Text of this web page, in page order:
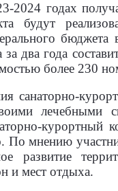
2024 годах
будут
два года
более 230
санаторно-
лечебными
курортный
По мнению
развитие
и мест отдыха.